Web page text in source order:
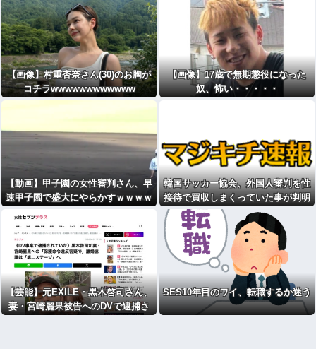
【画像】村重杏奈さん(30)のお胸が
コチラwwwwwwwwwwww
【画像】17歳で無期懲役になった
奴、怖い・・・・・
【動画】甲子園の女性審判さん、早
速甲子園で盛大にやらかすｗｗｗｗ
韓国サッカー協会、外国人審判を性
接待で買収しまくっていた事が判明
【芸能】元EXILE・黒木啓司さん、
妻・宮崎麗果被告へのDVで逮捕さ
SES10年目のワイ、転職するか迷う